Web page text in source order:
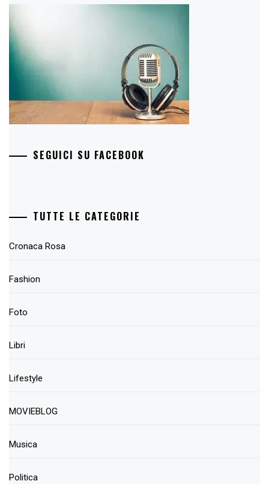
SEGUICI SU FACEBOOK
TUTTE LE CATEGORIE
Cronaca Rosa
Fashion
Foto
Libri
Lifestyle
MOVIEBLOG
Musica
Politica